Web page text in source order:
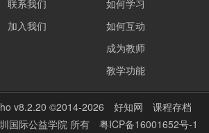
联系我们
加入我们
如何学习
如何互动
成为教师
教学功能
v8.2.20 ©2014-2026 好知网
课程存档
国际公益学院 所有 粤ICP备16001652号-1